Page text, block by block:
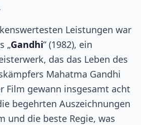
Leistungen war
„Gandhi“ (1982), ein
das das Leben des
Mahatma Gandhi
Film gewann insgesamt acht
begehrten Auszeichnungen
und die beste Regie, was